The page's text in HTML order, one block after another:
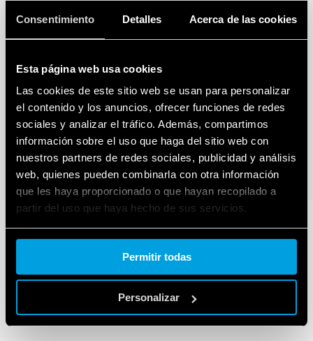
Consentimiento Detalles Acerca de las cookies
Esta página web usa cookies
Las cookies de este sitio web se usan para personalizar
el contenido y los anuncios, ofrecer funciones de redes
sociales y analizar el tráfico. Además, compartimos
información sobre el uso que haga del sitio web con
nuestros partners de redes sociales, publicidad y análisis
web, quienes pueden combinarla con otra información
que les haya proporcionado o que hayan recopilado a
partir del uso que haya hecho de sus servicios.
Cookie policy.
Permitir todas
Personalizar